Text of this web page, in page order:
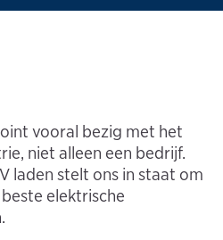
vooral bezig met het
niet alleen een bedrijf.
laden stelt ons in staat om
elektrische